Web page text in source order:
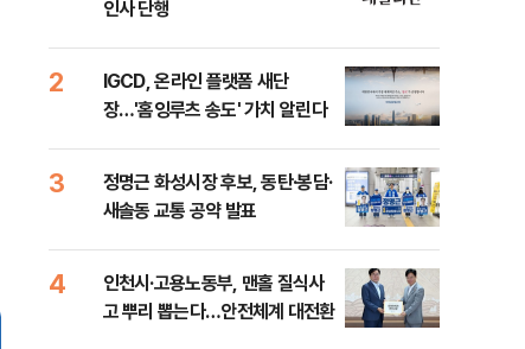
인사 단행
2
IGCD, 온라인 플랫폼 새단
장…'홈잉루츠 송도' 가치 알린다
3
정명근 화성시장 후보, 동탄·봉담·
새솔동 교통 공약 발표
4
인천시·고용노동부, 맨홀 질식사
고 뿌리 뽑는다…안전체계 대전환